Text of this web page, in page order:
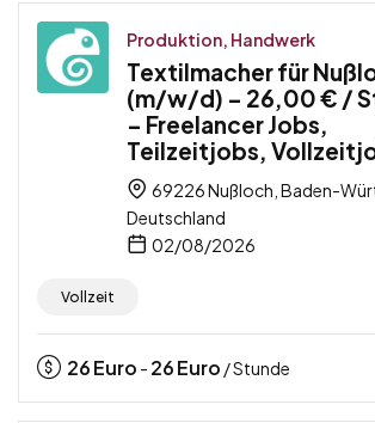
Produktion, Handwerk
Textilmacher für
(m/w/d) – 26,00 € /
– Freelancer Jobs,
Teilzeitjobs,
69226 Nußloch, Baden-
Deutschland
02/08/2026
Vollzeit
26Euro - 26Euro / Stunde